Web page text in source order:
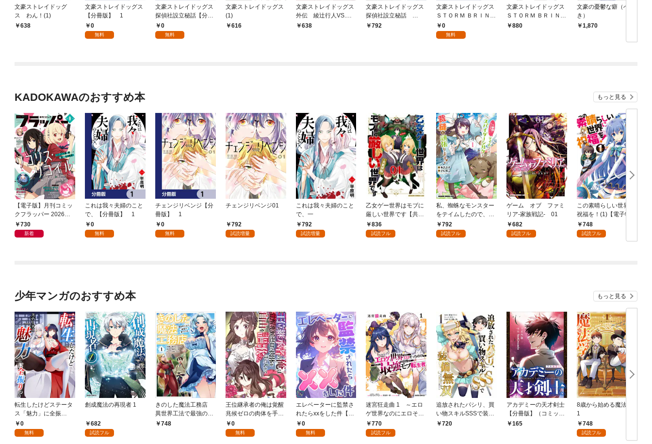
文豪ストレイドッグ
ス わん！(1)
638
文豪ストレイドッグス
【分冊版】 1
0
無料
文豪ストレイドッグス
探偵社設立秘話【分冊
版】 1
0
無料
文豪ストレイドッグス
(1)
616
文豪ストレイドッグス
外伝 綾辻行人VS.京
極夏彦 （１）
638
文豪ストレイドッグス
探偵社設立秘話
（１）
792
文豪ストレイドッグス
ＳＴＯＲＭ ＢＲＩＮＧ
ＥＲ【分冊版】 1
0
無料
文豪ストレイドッグス
ＳＴＯＲＭ ＢＲＩＮＧ
ＥＲ（１）
880
文豪の憂鬱な癖（へ
き）
1,870
KADOKAWAのおすすめ本 もっと見る
【電子版】月刊コミッ
クフラッパー 2026年9
月号730
新着
これは我々夫婦のこと
で、【分冊版】 1
0
無料
チェンジリベンジ【分
冊版】 1
0
無料
チェンジリベンジ01
792
試読増量
これは我々夫婦のこと
で、一
792
試読増量
乙女ゲー世界はモブに
厳しい世界です【共和
国編】 ０１
836
試読フル
私、蜘蛛なモンスター
をテイムしたので、ス
パイダーシルクで裁縫
を頑張ります！ 1
792
試読フル
ゲーム オブ ファミ
リア-家族戦記- 01
682
試読フル
この素晴らしい世界に
祝福を！(1)【電子特別
版】748
試読フル
少年マンガのおすすめ本 もっと見る
転生したけどステータ
ス「魅力」に全振
り！？(1)
0
無料
創成魔法の再現者 1
682
試読フル
きのした魔法工務店
異世界工法で最強の家
づくりを（コミック）
748
王位継承者の俺は覚醒
兆候ゼロの肉体を手に
入れて自由を謳歌す
る。1
0
無料
エレベーターに監禁さ
れたらxxをした件【全
年齢版】(1)
0
無料
迷宮狂走曲 1 ～エロ
ゲ世界なのにエロそっ
ちのけでひたすら最強
を目指すモブ転生者～
770
試読フル
追放されたパシリ、買
い物スキルSSSで装備
無双 ～買ったモノを
720
アカデミーの天才剣士
【分冊版】（コミッ
ク） １話【フルカラ
165
8歳から始める魔法学
1
748
試読フル